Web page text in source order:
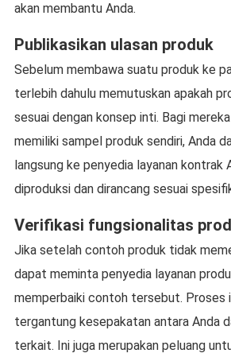
akan membantu Anda.
Publikasikan ulasan produk
Sebelum membawa suatu produk ke
terlebih dahulu memutuskan apakah
sesuai dengan konsep inti. Bagi
memiliki sampel produk sendiri, Anda
langsung ke penyedia layanan kontrak
diproduksi dan dirancang sesuai
Verifikasi fungsionalitas
Jika setelah contoh produk tidak
dapat meminta penyedia layanan
memperbaiki contoh tersebut. Proses
tergantung kesepakatan antara Anda
terkait. Ini juga merupakan peluang